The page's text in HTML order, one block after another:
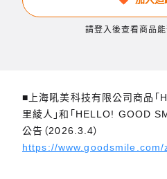
請登入後查看商品能
■上海吼美科技有限公司商品
里綾人」和「HELLO! GOOD
公告（2026.3.4）
https://www.goodsmile.com/